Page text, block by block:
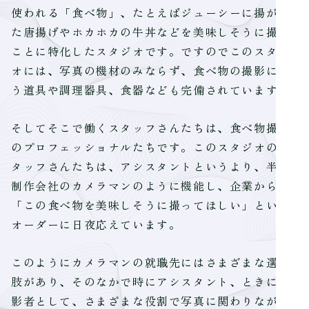
使われる「食べ物」、たとえばジューシーに揚がっ
た唐揚げやホカホカの牛丼などを美味しそうに撮る
ことに特化したスタジオです。ですのでこのスタジ
オには、写真の機材のみならず、食べ物の撮影に使
う道具や調理器具、食器なども完備されています。
そしてそこで働くスタッフさんたちは、食べ物撮影
のプロフェッショナルたちです。このスタジオのス
タッフさんたちは、アシスタントというより、半ば
制作会社のカメラマンのように機能し、企業からの
「この食べ物を美味しそうに撮ってほしい」という
オーダーに日夜応えています。
このようにカメラマンの就職先にはさまざまな選択
肢があり、そのなかで時にアシスタント、ときに撮
影者として、さまざまな役割で写真に関わりながら